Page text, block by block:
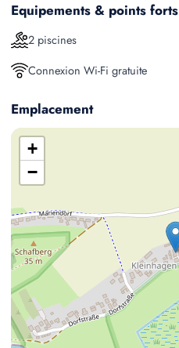
Equipements & points forts
2 piscines
Connexion Wi-Fi gratuite
Emplacement
+
−